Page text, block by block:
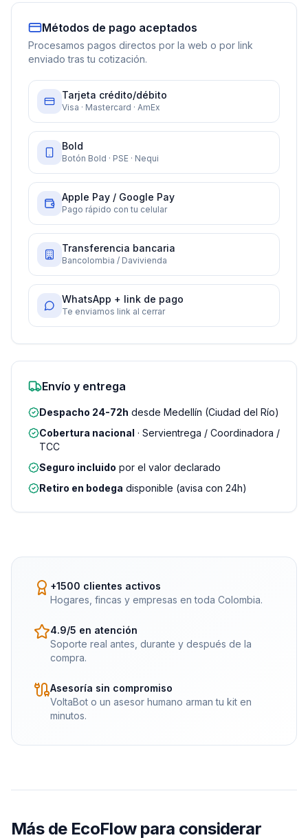
Métodos de pago aceptados
Procesamos pagos directos por la web o por link
enviado tras tu cotización.
Tarjeta crédito/débito
Visa · Mastercard · AmEx
Bold
Botón Bold · PSE · Nequi
Apple Pay / Google Pay
Pago rápido con tu celular
Transferencia bancaria
Bancolombia / Davivienda
WhatsApp + link de pago
Te enviamos link al cerrar
Envío y entrega
Despacho 24-72h desde Medellín (Ciudad del Río)
Cobertura nacional · Servientrega / Coordinadora /
TCC
Seguro incluido por el valor declarado
Retiro en bodega disponible (avisa con 24h)
+1500 clientes activos
Hogares, fincas y empresas en toda Colombia.
4.9/5 en atención
Soporte real antes, durante y después de la
compra.
Asesoría sin compromiso
VoltaBot o un asesor humano arman tu kit en
minutos.
Más de EcoFlowpara considerar